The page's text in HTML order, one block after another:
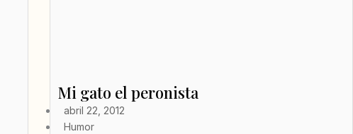
Mi gato el peronista
abril 22, 2012
Humor